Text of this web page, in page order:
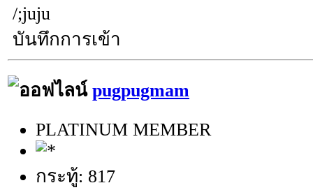
/;juju
บันทึกการเข้า
pugpugmam
PLATINUM MEMBER
กระทู้: 817